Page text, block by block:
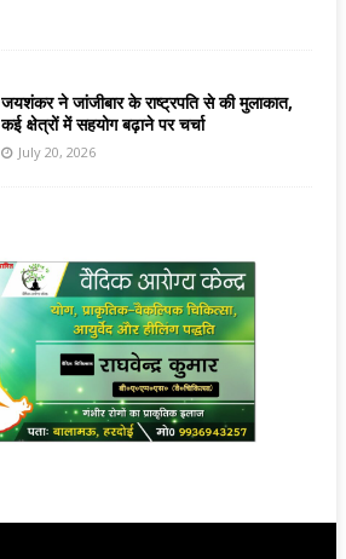
जयशंकर ने जांजीबार के राष्ट्रपति से की मुलाकात,
कई क्षेत्रों में सहयोग बढ़ाने पर चर्चा
July 20, 2026